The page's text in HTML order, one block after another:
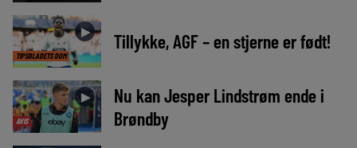
TIPSBLADETS DOM
► Tillykke, AGF – en stjerne er født!
AVIS
►
Nu kan Jesper Lindstrøm ende i
Brøndby